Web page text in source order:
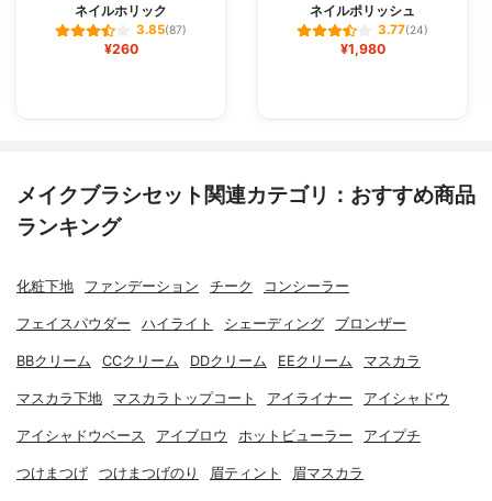
ネイルホリック
3.85(87)
¥260
ネイルポリッシュ
3.77(24)
¥1,980
メイクブラシセット関連カテゴリ：おすすめ商品
ランキング
化粧下地 ファンデーション チーク コンシーラー
フェイスパウダー ハイライト シェーディング ブロンザー
BBクリーム CCクリーム DDクリーム EEクリーム マスカラ
マスカラ下地 マスカラトップコート アイライナー アイシャドウ
アイシャドウベース アイブロウ ホットビューラー アイプチ
つけまつげ つけまつげのり 眉ティント 眉マスカラ